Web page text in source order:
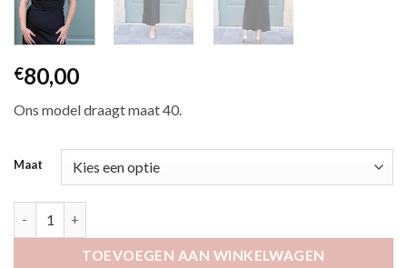
€80,00
Ons model draagt maat 40.
Maat
TOEVOEGEN AAN WINKELWAGEN